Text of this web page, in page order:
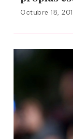
Octubre 18,